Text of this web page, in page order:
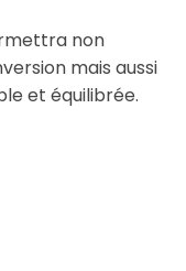
non
mais aussi
et équilibrée.